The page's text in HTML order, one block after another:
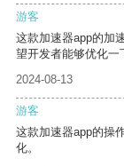
游客
这款加速器app的加
望开发者能够优化一
2024-08-13
游客
这款加速器app的操
化。